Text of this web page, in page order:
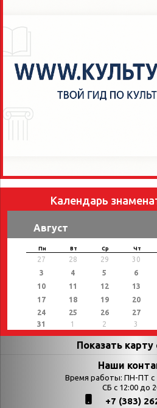
Календарь
Август
Пн Вт Ср Чт
27 28 29 30
3
4 5 6
10
11 12 13
17
18 19 20
24
25 26 27
31
1 2 3
Показать карту
Страницы
Наши
Время работы: ПН-ПТ с
СБ с 12:00 до
+7 (383)